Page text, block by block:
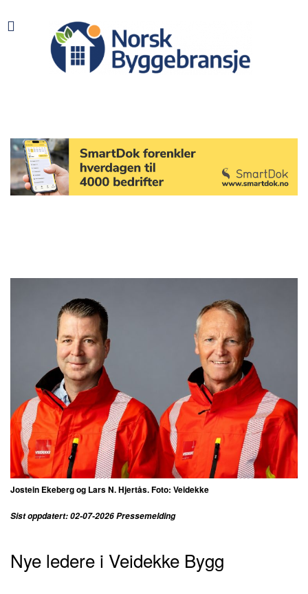
Jostein Ekeberg og Lars N. Hjertås. Foto: Veidekke
Sist oppdatert: 02-07-2026 Pressemelding
Nye ledere i Veidekke Bygg